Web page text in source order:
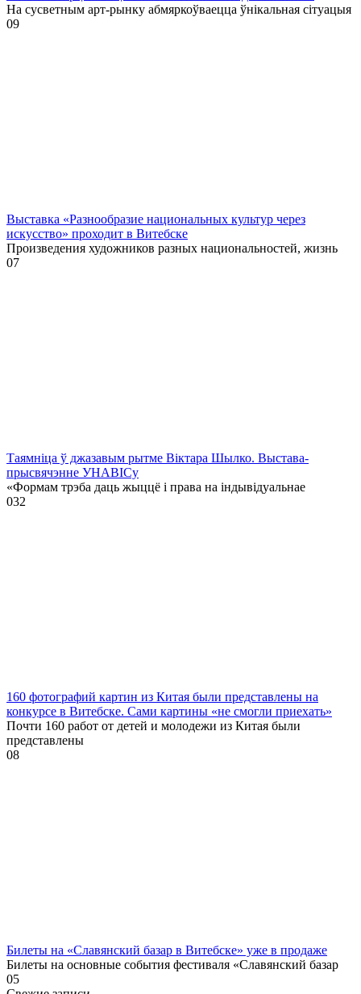
На сусветным арт-рынку абмяркоўваецца ўнікальная сітуацыя
09
Выставка «Разнообразие национальных культур через
искусство» проходит в Витебске
Произведения художников разных национальностей, жизнь
07
Таямніца ў джазавым рытме Віктара Шылко. Выстава-
прысвячэнне УНАВІСу
«Формам трэба даць жыццё і права на індывідуальнае
032
160 фотографий картин из Китая были представлены на
конкурсе в Витебске. Сами картины «не смогли приехать»
Почти 160 работ от детей и молодежи из Китая были
представлены
08
Билеты на «Славянский базар в Витебске» уже в продаже
Билеты на основные события фестиваля «Славянский базар
05